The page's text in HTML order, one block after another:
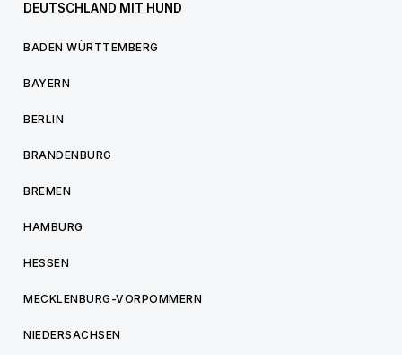
DEUTSCHLAND MIT HUND
BADEN WÜRTTEMBERG
BAYERN
BERLIN
BRANDENBURG
BREMEN
HAMBURG
HESSEN
MECKLENBURG-VORPOMMERN
NIEDERSACHSEN